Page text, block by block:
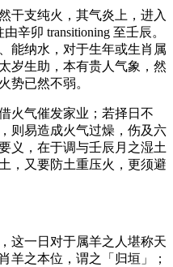
干支纯火，其气炎上，进入
辛卯 transitioning 至壬辰。
能纳水，对于生年或生肖属
岁生助，本有贵人气象，然
势已然不弱。
火气催发家业；若择日不
则易造成火气过燥，伤及六
义，在于调与壬辰月之湿土
，又要防土重压火，更须避
这一日对于属羊之人堪称天
羊之本位，谓之「归垣」；